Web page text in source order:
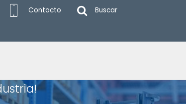
Contacto Buscar